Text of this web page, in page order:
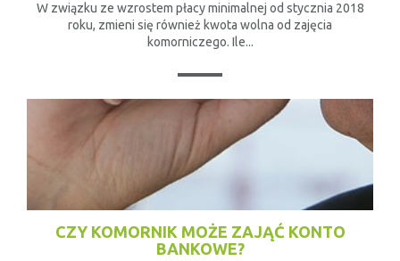
W związku ze wzrostem płacy minimalnej od stycznia 2018
roku, zmieni się również kwota wolna od zajęcia
komorniczego. Ile...
CZY KOMORNIK MOŻE ZAJĄĆ KONTO
BANKOWE?